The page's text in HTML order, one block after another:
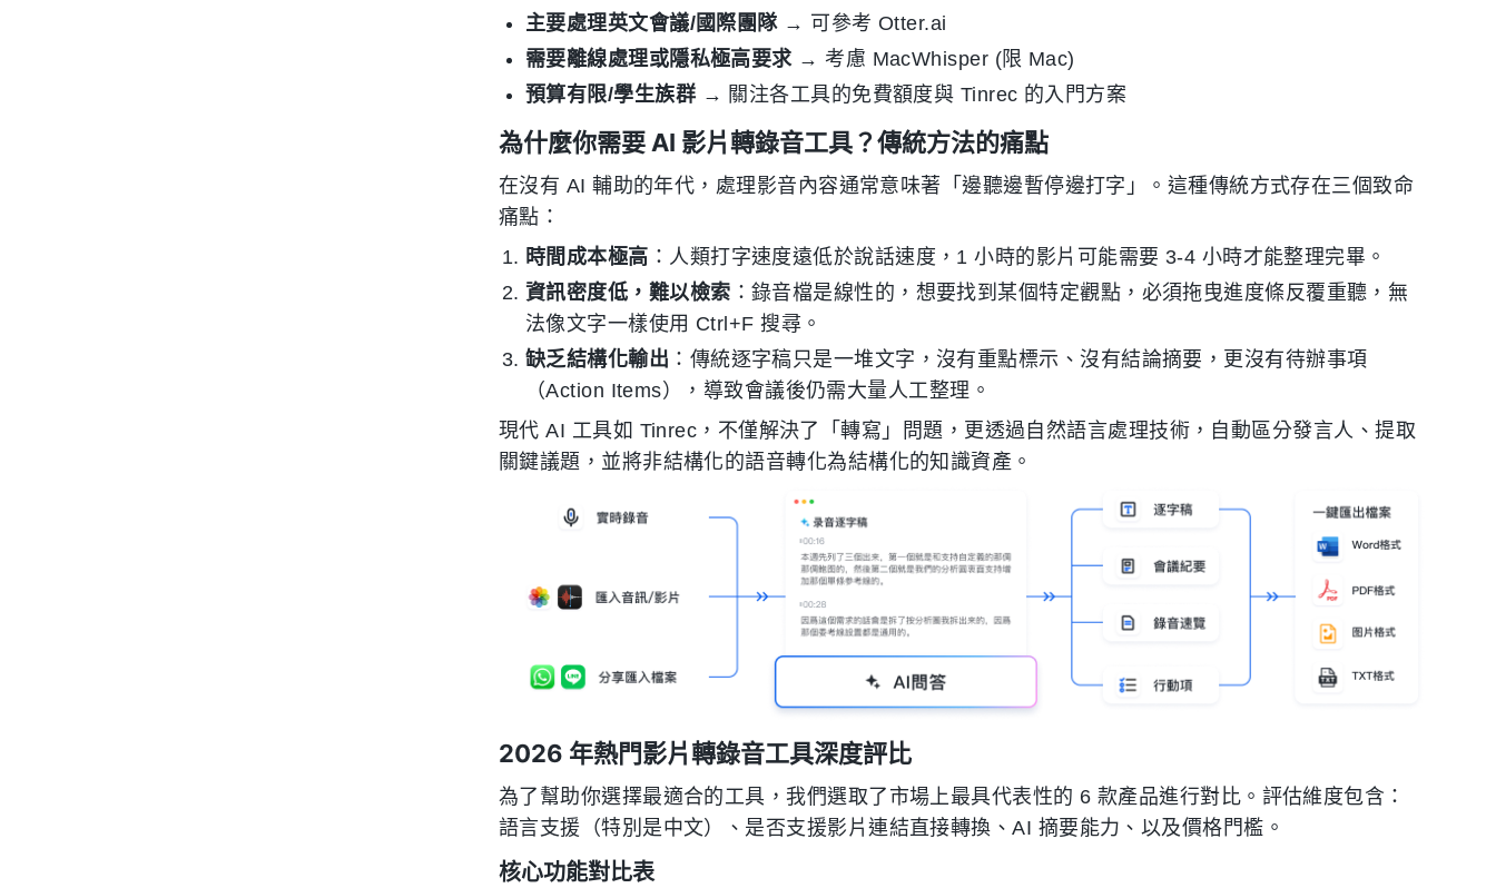
主要處理英文會議/國際團隊→ 可參考 Otter.ai
需要離線處理或隱私極高要求→ 考慮 MacWhisper (限 Mac)
預算有限/學生族群 → 關注各工具的免費額度與 Tinrec 的入門方案
為什麼你需要 AI 影片轉錄音工具？傳統方法的痛點
在沒有 AI 輔助的年代，處理影音內容通常意味著「邊聽邊暫停邊打字」。這種傳統方式存在三個致命
痛點：
時間成本極高 ：人類打字速度遠低於說話速度，1 小時的影片可能需要 3-4 小時才能整理完畢。
資訊密度低，難以檢索 ：錄音檔是線性的，想要找到某個特定觀點，必須拖曳進度條反覆重聽，無
法像文字一樣使用 Ctrl+F 搜尋。
缺乏結構化輸出 ：傳統逐字稿只是一堆文字，沒有重點標示、沒有結論摘要，更沒有待辦事項
（Action Items），導致會議後仍需大量人工整理。
現代 AI 工具如 Tinrec，不僅解決了「轉寫」問題，更透過自然語言處理技術，自動區分發言人、提取
關鍵議題，並將非結構化的語音轉化為結構化的知識資產。
2026 年熱門影片轉錄音工具深度評比
為了幫助你選擇最適合的工具，我們選取了市場上最具代表性的 6 款產品進行對比。評估維度包含：
語言支援（特別是中文）、是否支援影片連結直接轉換、AI 摘要能力、以及價格門檻。
核心功能對比表